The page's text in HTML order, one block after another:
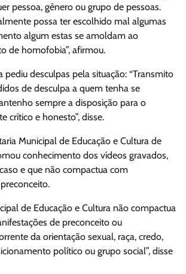
pessoa, gênero ou grupo de pessoas.
possa ter escolhido mal algumas
algum estas se amoldam ao
de homofobia”, afirmou.
pediu desculpas pela situação: “Transmito
de desculpa a quem tenha se
sempre a disposição para o
crítico e honesto”, disse.
Municipal de Educação e Cultura de
conhecimento dos vídeos gravados,
e que não compactua com
de Educação e Cultura não compactua
de preconceito ou
da orientação sexual, raça, credo,
político ou grupo social”, disse